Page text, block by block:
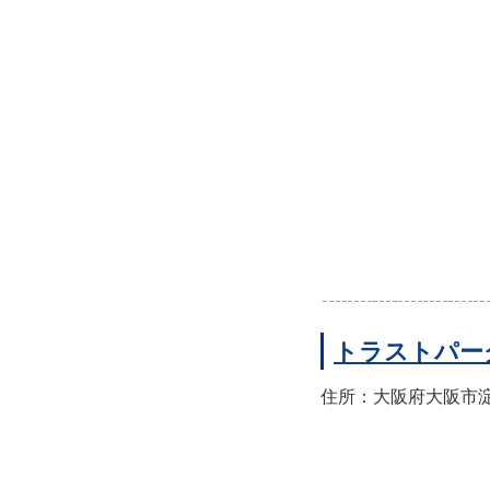
トラストパ
住所：大阪府大阪市